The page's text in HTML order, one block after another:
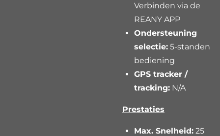
Verbinden via de
REANY APP
Ondersteuning
selectie: 5-standen
bediening
GPS tracker /
tracking: N/A
Prestaties
Max. Snelheid: 25